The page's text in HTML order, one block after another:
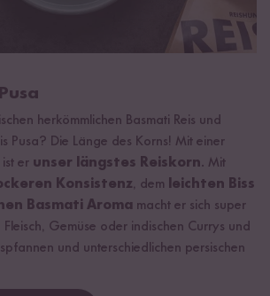
herkömmlichen Basmati Reis und
Pusa? Die Länge des Korns! Mit einer
ist er unser längstes Reiskorn. Mit
Konsistenz, dem
leichten Biss
Basmati Aroma macht er sich super
Fleisch, Gemüse oder indischen Currys und
und unterschiedlichen persischen